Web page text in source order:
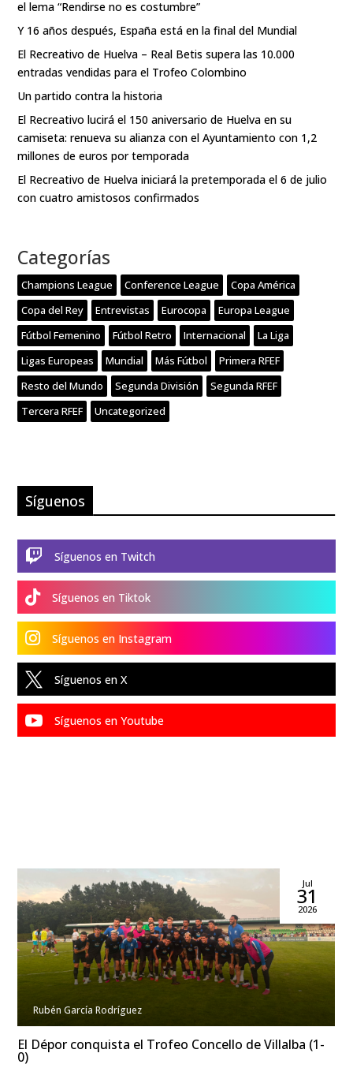
el lema “Rendirse no es costumbre”
Y 16 años después, España está en la final del Mundial
El Recreativo de Huelva – Real Betis supera las 10.000
entradas vendidas para el Trofeo Colombino
Un partido contra la historia
El Recreativo lucirá el 150 aniversario de Huelva en su
camiseta: renueva su alianza con el Ayuntamiento con 1,2
millones de euros por temporada
El Recreativo de Huelva iniciará la pretemporada el 6 de julio
con cuatro amistosos confirmados
Categorías
Champions League Conference League
Copa América
Copa del Rey
Entrevistas Eurocopa
Europa League
Fútbol Femenino
Fútbol Retro Internacional
La Liga
Ligas Europeas
Mundial Más Fútbol
Primera RFEF
Resto del Mundo
Segunda División
Segunda RFEF
Tercera RFEF
Uncategorized
Síguenos
 Síguenos en Twitch
 Síguenos en Tiktok
 Síguenos en Instagram
 Síguenos en X
 Síguenos en Youtube
Rubén García Rodríguez
Jul
31
2026
El Dépor conquista el Trofeo Concello de Villalba (1-
0)